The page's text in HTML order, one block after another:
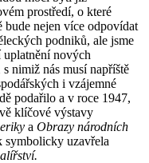
prostředí, o které
bude nejen více odpovídat
podniků, ale jsme
uplatnění nových
nimiž nás musí napříště
i vzájemné
podařilo a v roce 1947,
klíčové výstavy
a Obrazy národních
symbolicky uzavřela